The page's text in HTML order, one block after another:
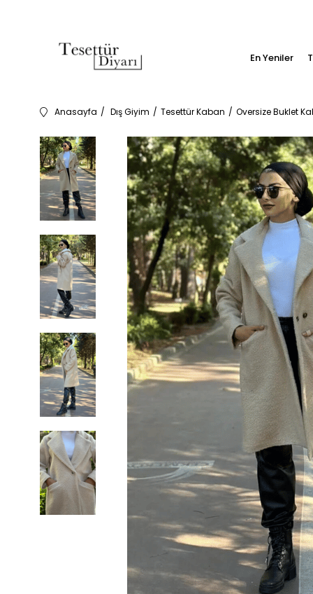
En Yeniler
Anasayfa Dış Giyim Tesettür Kaban Oversize Buklet